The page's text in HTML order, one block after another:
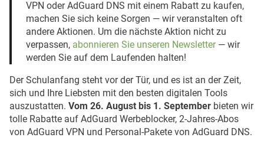
VPN oder AdGuard DNS mit einem Rabatt zu kaufen,
machen Sie sich keine Sorgen — wir veranstalten oft
andere Aktionen. Um die nächste Aktion nicht zu
verpassen, abonnieren Sie unseren Newsletter— wir
werden Sie auf dem Laufenden halten!
Der Schulanfang steht vor der Tür, und es ist an der Zeit,
sich und Ihre Liebsten mit den besten digitalen Tools
auszustatten. Vom 26. August bis 1. September bieten wir
tolle Rabatte auf AdGuard Werbeblocker, 2-Jahres-Abos
von AdGuard VPN und Personal-Pakete von AdGuard DNS.